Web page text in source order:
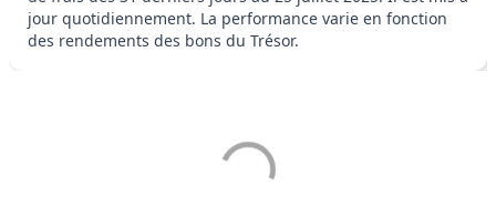
jour quotidiennement. La performance varie en fonction
des rendements des bons du Trésor.